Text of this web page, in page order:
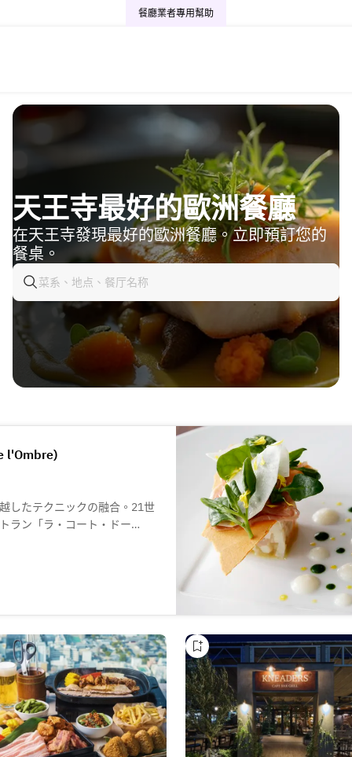
餐廳業者專用幫助
天王寺最好的歐洲餐廳
在天王寺發現最好的歐洲餐廳。立即預訂您的
餐桌。
l'Ombre)
したテクニックの融合。21世
ラン「ラ・コート・ドー